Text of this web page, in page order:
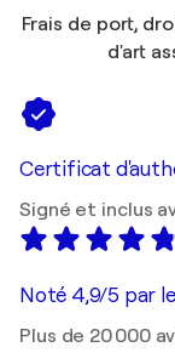
Frais de port,
d'art
Certificat
Signé et inclus
Noté 4,9/5 par
Plus de 20 000